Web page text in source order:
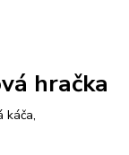
hračka
káča,